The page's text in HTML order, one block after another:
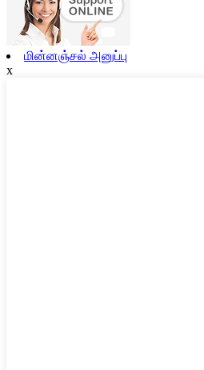
மின்னஞ்சல் அனுப்பு
x